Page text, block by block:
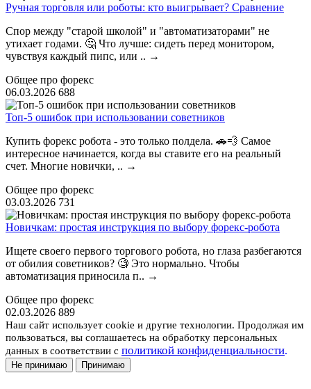
Ручная торговля или роботы: кто выигрывает? Сравнение
Спор между "старой школой" и "автоматизаторами" не
утихает годами. 🤔 Что лучше: сидеть перед монитором,
чувствуя каждый пипс, или .. →
Общее про форекс
06.03.2026 688
Топ-5 ошибок при использовании советников
Купить форекс робота - это только полдела. 🚗💨 Самое
интересное начинается, когда вы ставите его на реальный
счет. Многие новички, .. →
Общее про форекс
03.03.2026 731
Новичкам: простая инструкция по выбору форекс-робота
Ищете своего первого торгового робота, но глаза разбегаются
от обилия советников? 🧐 Это нормально. Чтобы
автоматизация приносила п.. →
Общее про форекс
02.03.2026 889
Наш сайт использует cookie и другие технологии. Продолжая им
пользоваться, вы соглашаетесь на обработку персональных
данных в соответствии с политикой конфиденциальности.
Не принимаю Принимаю